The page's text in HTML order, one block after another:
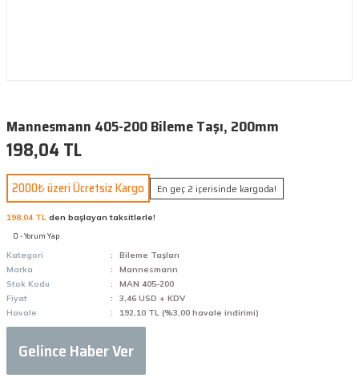
Mannesmann 405-200 Bileme Taşı, 200mm
198,04 TL
2000₺ üzeri Ücretsiz Kargo En geç 2 içerisinde kargoda!
198,04 TL den başlayan taksitlerle!
0 - Yorum Yap
Kategori
Bileme Taşları
Marka
Mannesmann
Stok Kodu
MAN 405-200
Fiyat
3,46 USD + KDV
Havale
192,10 TL (%3,00 havale indirimi)
Gelince Haber Ver